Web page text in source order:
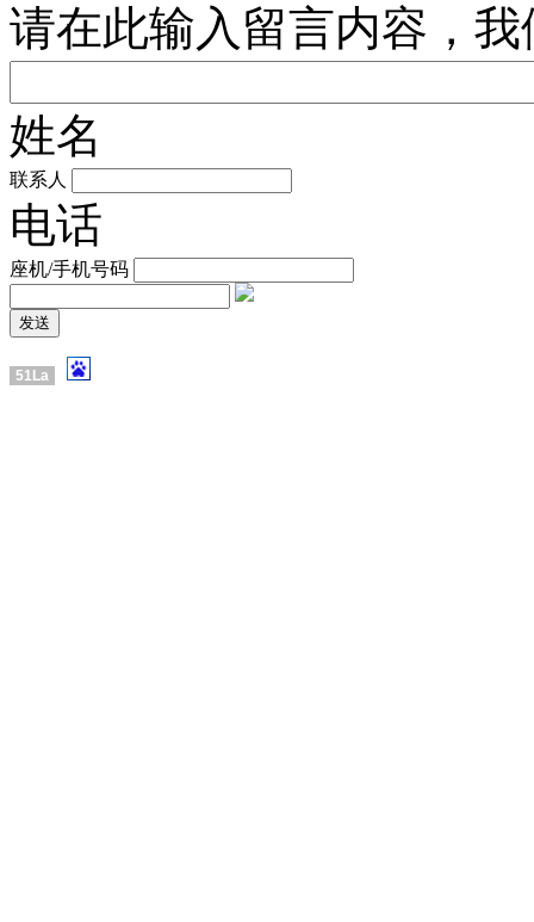
请在此输入留言内容，
姓名
联系人
电话
座机/手机号码
51La